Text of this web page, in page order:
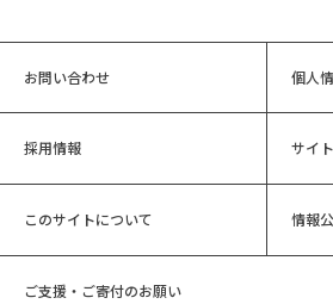
お問い合わせ 個人
採用情報 サイ
このサイトについて 情報
ご支援・ご寄付のお願い